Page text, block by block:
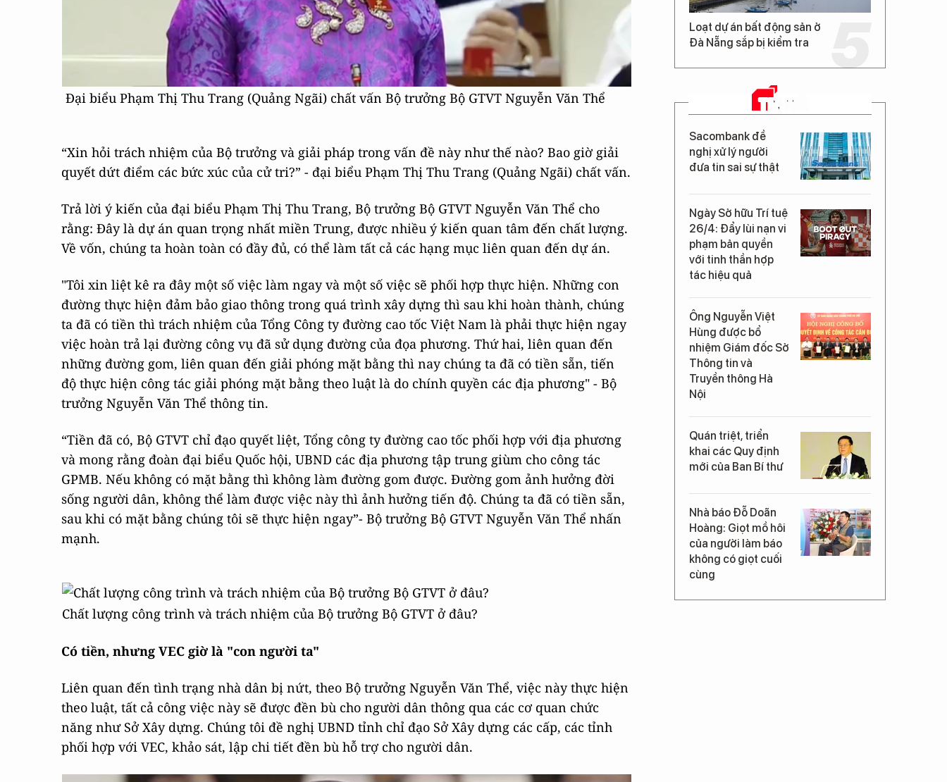
Đại biểu Phạm Thị Thu Trang (Quảng Ngãi) chất vấn Bộ trưởng Bộ GTVT Nguyễn Văn Thể
“Xin hỏi trách nhiệm của Bộ trưởng và giải pháp trong vấn đề này như thế nào? Bao giờ giải
quyết dứt điểm các bức xúc của cử tri?” - đại biểu Phạm Thị Thu Trang (Quảng Ngãi) chất vấn.
Trả lời ý kiến của đại biểu Phạm Thị Thu Trang, Bộ trưởng Bộ GTVT Nguyễn Văn Thể cho
rằng: Đây là dự án quan trọng nhất miền Trung, được nhiều ý kiến quan tâm đến chất lượng.
Về vốn, chúng ta hoàn toàn có đầy đủ, có thể làm tất cả các hạng mục liên quan đến dự án.
"Tôi xin liệt kê ra đây một số việc làm ngay và một số việc sẽ phối hợp thực hiện. Những con
đường thực hiện đảm bảo giao thông trong quá trình xây dựng thì sau khi hoàn thành, chúng
ta đã có tiền thì trách nhiệm của Tổng Công ty đường cao tốc Việt Nam là phải thực hiện ngay
việc hoàn trả lại đường công vụ đã sử dụng đường của đọa phương. Thứ hai, liên quan đến
những đường gom, liên quan đến giải phóng mặt bằng thì nay chúng ta đã có tiền sẵn, tiến
độ thực hiện công tác giải phóng mặt bằng theo luật là do chính quyền các địa phương" - Bộ
trưởng Nguyễn Văn Thể thông tin.
“Tiền đã có, Bộ GTVT chỉ đạo quyết liệt, Tổng công ty đường cao tốc phối hợp với địa phương
và mong rằng đoàn đại biểu Quốc hội, UBND các địa phương tập trung giùm cho công tác
GPMB. Nếu không có mặt bằng thì không làm đường gom được. Đường gom ảnh hưởng đời
sống người dân, không thể làm được việc này thì ảnh hưởng tiến độ. Chúng ta đã có tiền sẵn,
sau khi có mặt bằng chúng tôi sẽ thực hiện ngay”- Bộ trưởng Bộ GTVT Nguyễn Văn Thể nhấn
mạnh.
Chất lượng công trình và trách nhiệm của Bộ trưởng Bộ GTVT ở đâu?
Có tiền, nhưng VEC giờ là "con người ta"
Liên quan đến tình trạng nhà dân bị nứt, theo Bộ trưởng Nguyễn Văn Thể, việc này thực hiện
theo luật, tất cả công việc này sẽ được đền bù cho người dân thông qua các cơ quan chức
năng như Sở Xây dựng. Chúng tôi đề nghị UBND tỉnh chỉ đạo Sở Xây dựng các cấp, các tỉnh
phối hợp với VEC, khảo sát, lập chi tiết đền bù hỗ trợ cho người dân.
Loạt dự án bất động sản ở
Đà Nẵng sắp bị kiểm tra
TIN MỚI
Sacombank đề
nghị xử lý người
đưa tin sai sự thật
Ngày Sở hữu Trí tuệ
26/4: Đẩy lùi nạn vi
phạm bản quyền
với tinh thần hợp
tác hiệu quả
Ông Nguyễn Việt
Hùng được bổ
nhiệm Giám đốc Sở
Thông tin và
Truyền thông Hà
Nội
Quán triệt, triển
khai các Quy định
mới của Ban Bí thư
Nhà báo Đỗ Doãn
Hoàng: Giọt mồ hôi
của người làm báo
không có giọt cuối
cùng